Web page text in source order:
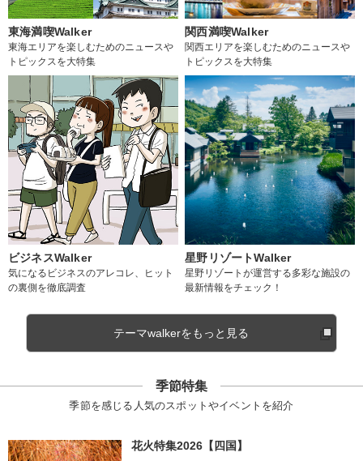
東海満喫Walker
東海エリアを楽しむためのニュースや
トピックスを大特集
関西満喫Walker
関西エリアを楽しむためのニュースや
トピックスを大特集
ビジネスWalker
気になるビジネスのアレコレ、ヒット
の裏側を徹底調査
星野リゾートWalker
星野リゾートが運営する多彩な施設の
最新情報をチェック！
テーマwalkerをもっと見る
季節特集
季節を感じる人気のスポットやイベントを紹介
花火特集2026【四国】